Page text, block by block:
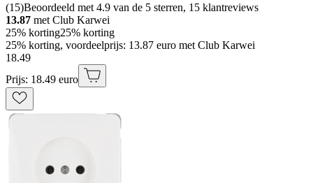
(15)Beoordeeld met 4.9 van de 5 sterren, 15 klantreviews
13.87 met Club Karwei
25% korting25% korting
25% korting, voordeelprijs: 13.87 euro met Club Karwei
18.49
Prijs: 18.49 euro